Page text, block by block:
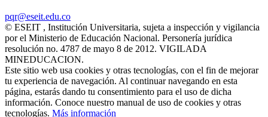
pqr@eseit.edu.co
© ESEIT , Institución Universitaria, sujeta a inspección y vigilancia
por el Ministerio de Educación Nacional. Personería jurídica
resolución no. 4787 de mayo 8 de 2012. VIGILADA
MINEDUCACION.
Este sitio web usa cookies y otras tecnologías, con el fin de mejorar
tu experiencia de navegación. Al continuar navegando en esta
página, estarás dando tu consentimiento para el uso de dicha
información. Conoce nuestro manual de uso de cookies y otras
tecnologías. Más información